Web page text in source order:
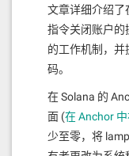
文章详细介绍了
指令关闭账户的
的工作机制，
码。
在 Solana 的
面 (在 Anchor
少至零，将